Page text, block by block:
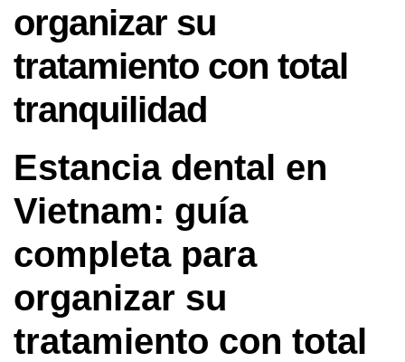
organizar su
tratamiento con total
tranquilidad
Estancia dental en
Vietnam: guía
completa para
organizar su
tratamiento con total